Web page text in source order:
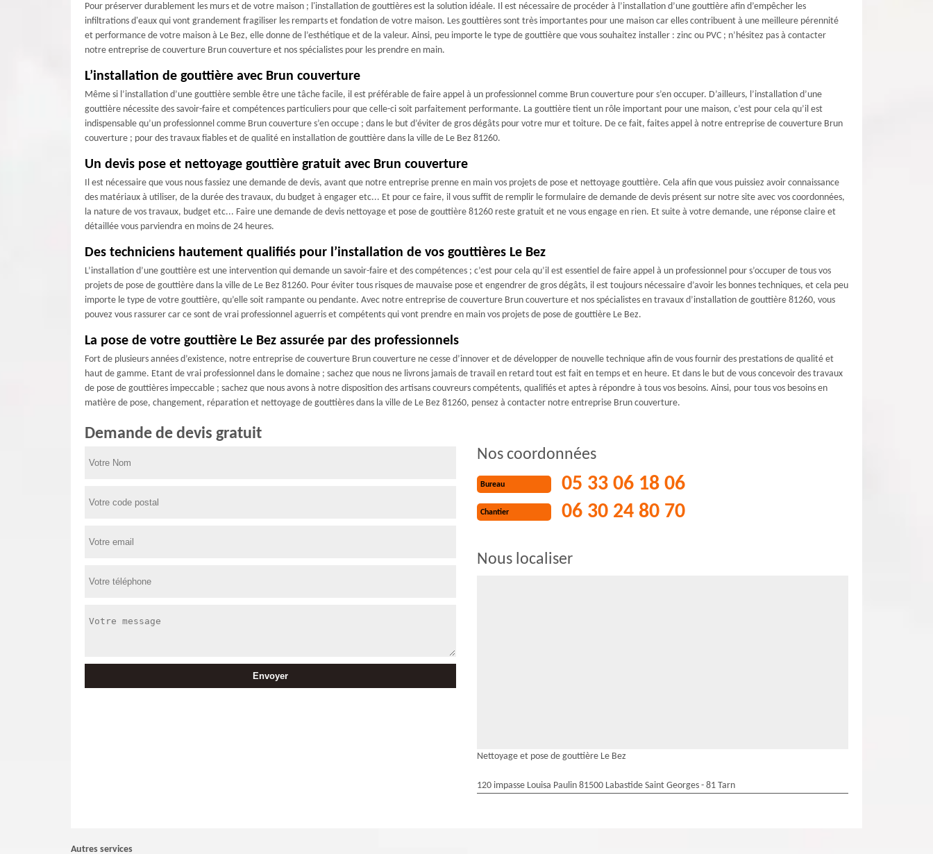
Pour préserver durablement les murs et de votre maison ; l'installation de gouttières est la solution idéale. Il est nécessaire de procéder à l’installation d’une gouttière afin d’empêcher les
infiltrations d'eaux qui vont grandement fragiliser les remparts et fondation de votre maison. Les gouttières sont très importantes pour une maison car elles contribuent à une meilleure pérennité
et performance de votre maison à Le Bez, elle donne de l’esthétique et de la valeur. Ainsi, peu importe le type de gouttière que vous souhaitez installer : zinc ou PVC ; n’hésitez pas à contacter
notre entreprise de couverture Brun couverture et nos spécialistes pour les prendre en main.
L’installation de gouttière avec Brun couverture
Même si l’installation d’une gouttière semble être une tâche facile, il est préférable de faire appel à un professionnel comme Brun couverture pour s’en occuper. D’ailleurs, l’installation d’une
gouttière nécessite des savoir-faire et compétences particuliers pour que celle-ci soit parfaitement performante. La gouttière tient un rôle important pour une maison, c’est pour cela qu’il est
indispensable qu’un professionnel comme Brun couverture s’en occupe ; dans le but d’éviter de gros dégâts pour votre mur et toiture. De ce fait, faites appel à notre entreprise de couverture Brun
couverture ; pour des travaux fiables et de qualité en installation de gouttière dans la ville de Le Bez 81260.
Un devis pose et nettoyage gouttière gratuit avec Brun couverture
Il est nécessaire que vous nous fassiez une demande de devis, avant que notre entreprise prenne en main vos projets de pose et nettoyage gouttière. Cela afin que vous puissiez avoir connaissance
des matériaux à utiliser, de la durée des travaux, du budget à engager etc... Et pour ce faire, il vous suffit de remplir le formulaire de demande de devis présent sur notre site avec vos coordonnées,
la nature de vos travaux, budget etc... Faire une demande de devis nettoyage et pose de gouttière 81260 reste gratuit et ne vous engage en rien. Et suite à votre demande, une réponse claire et
détaillée vous parviendra en moins de 24 heures.
Des techniciens hautement qualifiés pour l’installation de vos gouttières Le Bez
L’installation d’une gouttière est une intervention qui demande un savoir-faire et des compétences ; c’est pour cela qu’il est essentiel de faire appel à un professionnel pour s’occuper de tous vos
projets de pose de gouttière dans la ville de Le Bez 81260. Pour éviter tous risques de mauvaise pose et engendrer de gros dégâts, il est toujours nécessaire d’avoir les bonnes techniques, et cela peu
importe le type de votre gouttière, qu’elle soit rampante ou pendante. Avec notre entreprise de couverture Brun couverture et nos spécialistes en travaux d’installation de gouttière 81260, vous
pouvez vous rassurer car ce sont de vrai professionnel aguerris et compétents qui vont prendre en main vos projets de pose de gouttière Le Bez.
La pose de votre gouttière Le Bez assurée par des professionnels
Fort de plusieurs années d’existence, notre entreprise de couverture Brun couverture ne cesse d’innover et de développer de nouvelle technique afin de vous fournir des prestations de qualité et
haut de gamme. Etant de vrai professionnel dans le domaine ; sachez que nous ne livrons jamais de travail en retard tout est fait en temps et en heure. Et dans le but de vous concevoir des travaux
de pose de gouttières impeccable ; sachez que nous avons à notre disposition des artisans couvreurs compétents, qualifiés et aptes à répondre à tous vos besoins. Ainsi, pour tous vos besoins en
matière de pose, changement, réparation et nettoyage de gouttières dans la ville de Le Bez 81260, pensez à contacter notre entreprise Brun couverture.
Demande de devis gratuit
Nos coordonnées
Bureau 05 33 06 18 06
Chantier 06 30 24 80 70
Nous localiser
Nettoyage et pose de gouttière Le Bez
120 impasse Louisa Paulin 81500 Labastide Saint Georges - 81 Tarn
Autres services